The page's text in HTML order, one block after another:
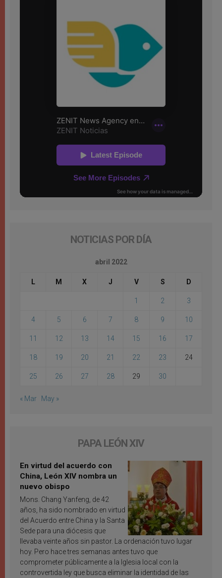
NOTICIAS POR DÍA
abril 2022
L M X J V S D
1 2 3
4 5 6 7 8 9 10
11 12 13 14 15 16 17
18 19 20 21 22 23 24
25 26 27 28 29 30
« Mar May »
PAPA LEÓN XIV
En virtud del acuerdo con
China, León XIV nombra un
nuevo obispo
Mons. Chang Yanfeng, de 42
años, ha sido nombrado en virtud
del Acuerdo entre China y la Santa
Sede para una diócesis que
llevaba veinte años sin pastor. La ordenación tuvo lugar
hoy. Pero hace tres semanas antes tuvo que
comprometer públicamente a la Iglesia local con la
controvertida ley que busca eliminar la identidad de las